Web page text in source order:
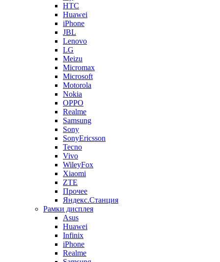
HTC
Huawei
iPhone
JBL
Lenovo
LG
Meizu
Micromax
Microsoft
Motorola
Nokia
OPPO
Realme
Samsung
Sony
SonyEricsson
Tecno
Vivo
WileyFox
Xiaomi
ZTE
Прочее
Яндекс.Станция
Рамки дисплея
Asus
Huawei
Infinix
iPhone
Realme